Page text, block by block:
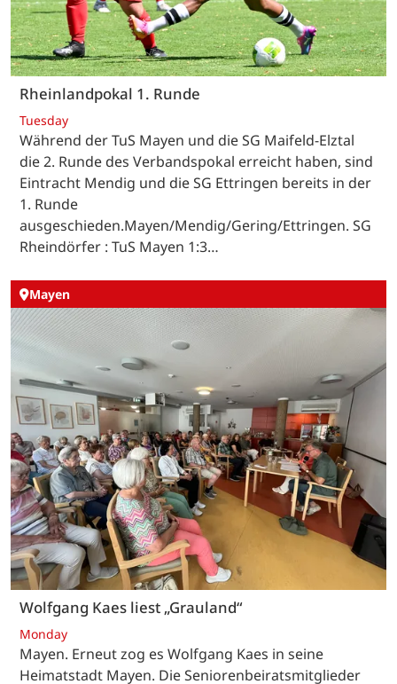
Rheinlandpokal 1. Runde
Tuesday
Während der TuS Mayen und die SG Maifeld-Elztal
die 2. Runde des Verbandspokal erreicht haben, sind
Eintracht Mendig und die SG Ettringen bereits in der
1. Runde
ausgeschieden.Mayen/Mendig/Gering/Ettringen. SG
Rheindörfer : TuS Mayen 1:3…
Mayen
Wolfgang Kaes liest „Grauland“
Monday
Mayen. Erneut zog es Wolfgang Kaes in seine
Heimatstadt Mayen. Die Seniorenbeiratsmitglieder